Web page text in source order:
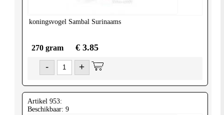
koningsvogel Sambal Surinaams
270 gram € 3.85
- +
Artikel 953:
Beschikbaar: 9